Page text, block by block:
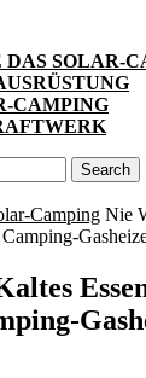
DAS SOLAR-
CAMPING
Camping Nie